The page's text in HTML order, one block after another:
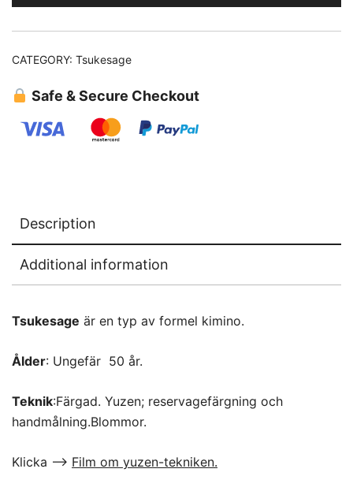
CATEGORY: Tsukesage
Safe & Secure Checkout
Description
Additional information
Tsukesage är en typ av formel kimino.
Ålder: Ungefär 50 år.
Teknik:Färgad. Yuzen; reservagefärgning och
handmålning.Blommor.
Klicka –> Film om yuzen-tekniken.